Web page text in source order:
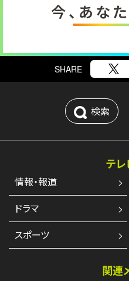
今、あな
SHARE
検索
テ
情報・報道
ドラマ
スポーツ
関連